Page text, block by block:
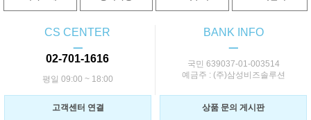
CS CENTER
ㅡ
02-701-1616
평일 09:00 ~ 18:00
BANK INFO
ㅡ
국민 639037-01-003514
예금주 : (주)삼성비즈솔루션
고객센터 연결 상품 문의 게시판